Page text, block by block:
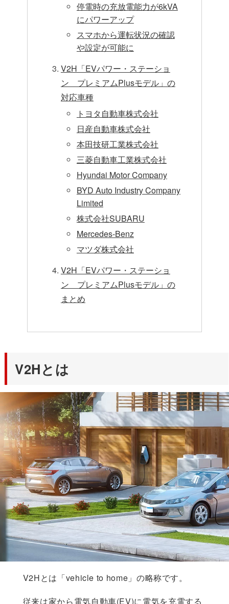
停電時の充放電能力が6kVA
にパワーアップ
スマホから運転状況の確認
や設定が可能に
V2H「EVパワー・ステーショ
ン プレミアムPlusモデル」の
対応車種
トヨタ自動車株式会社
日産自動車株式会社
本田技研工業株式会社
三菱自動車工業株式会社
Hyundai Motor Company
BYD Auto Industry Company
Limited
株式会社SUBARU
Mercedes-Benz
マツダ株式会社
V2H「EVパワー・ステーショ
ン プレミアムPlusモデル」の
まとめ
V2Hとは
V2Hとは「vehicle to home」の略称です。
従来は家から電気自動車(EV)に電気を充電する